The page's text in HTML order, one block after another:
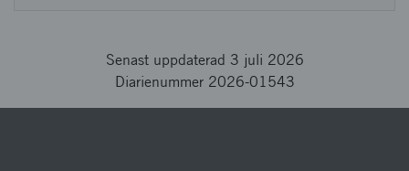
Senast uppdaterad 3 juli 2026
Diarienummer 2026-01543